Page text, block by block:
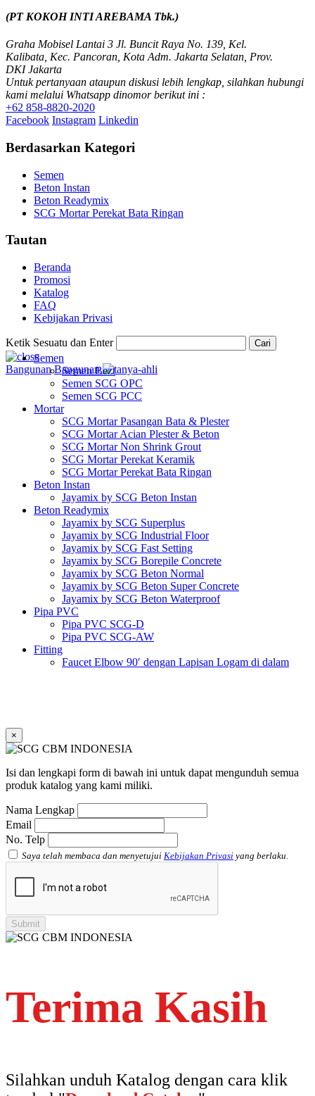
(PT KOKOH INTI AREBAMA Tbk.)
Graha Mobisel Lantai 3 Jl. Buncit Raya No. 139, Kel.
Kalibata, Kec. Pancoran, Kota Adm. Jakarta Selatan, Prov.
DKI Jakarta
Untuk pertanyaan ataupun diskusi lebih lengkap, silahkan hubungi
kami melalui Whatsapp dinomor berikut ini :
+62 858-8820-2020
Facebook Instagram Linkedin
Berdasarkan Kategori
Semen
Beton Instan
Beton Readymix
SCG Mortar Perekat Bata Ringan
Tautan
Beranda
Promosi
Katalog
FAQ
Kebijakan Privasi
Ketik Sesuatu dan Enter Cari
Bangunan Bangunan
Semen
Semen Bezt
Semen SCG OPC
Semen SCG PCC
Mortar
SCG Mortar Pasangan Bata & Plester
SCG Mortar Acian Plester & Beton
SCG Mortar Non Shrink Grout
SCG Mortar Perekat Keramik
SCG Mortar Perekat Bata Ringan
Beton Instan
Jayamix by SCG Beton Instan
Beton Readymix
Jayamix by SCG Superplus
Jayamix by SCG Industrial Floor
Jayamix by SCG Fast Setting
Jayamix by SCG Borepile Concrete
Jayamix by SCG Beton Normal
Jayamix by SCG Beton Super Concrete
Jayamix by SCG Beton Waterproof
Pipa PVC
Pipa PVC SCG-D
Pipa PVC SCG-AW
Fitting
Faucet Elbow 90′ dengan Lapisan Logam di dalam
Plug SCG AW
Atap Akrilik Shinkolite Shade
Atap Akrilik Shinkolite Heat Cut
×
Isi dan lengkapi form di bawah ini untuk dapat mengunduh semua
produk katalog yang kami miliki.
Nama Lengkap
Email
No. Telp
Saya telah membaca dan menyetujui Kebijakan Privasi yang berlaku.
Terima Kasih
Silahkan unduh Katalog dengan cara klik